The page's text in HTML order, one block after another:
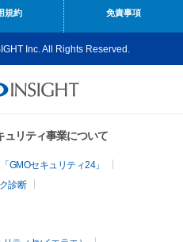
規約 免責事項
Inc. All Rights Reserved.
ュリティ事業について
GMOセキュリティ24」
診断